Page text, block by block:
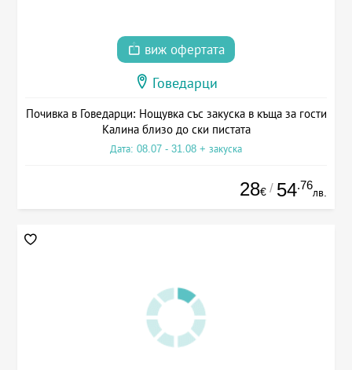
виж офертата
Говедарци
Почивка в Говедарци: Нощувка със закуска в къща за гости
Калина близо до ски пистата
Дата: 08.07 - 31.08 + закуска
28€ / 54.76
лв.